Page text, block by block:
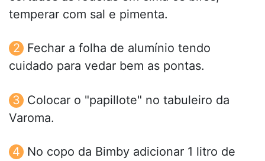
temperar com sal e pimenta.
Fechar a folha de alumínio tendo
cuidado para vedar bem as pontas.
Colocar o "papillote" no tabuleiro da
Varoma.
No copo da Bimby adicionar 1 litro de